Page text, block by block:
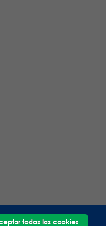
todas las cookies